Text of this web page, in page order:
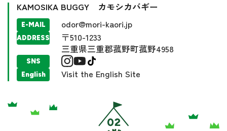
KAMOSIKA BUGGY カモシカバギー
E-MAIL odor@mori-kaori.jp
ADDRESS
〒510-1233
三重県三重郡菰野町菰野4958
SNS
English
Visit the English Site